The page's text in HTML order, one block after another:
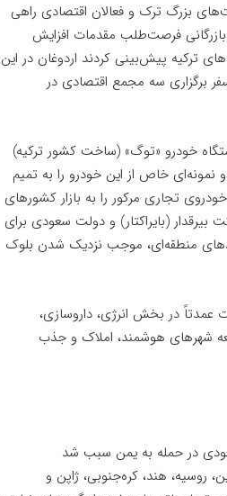
بزرگ ترک و فعالان اقتصادی راهی
فرصت‌طلب مقدمات افزایش
ترکیه پیش‌بینی کردند اردوغان در این
است. همچنین در این سفر برگزاری سه مجمع اقتصادی در
خودرو «توگ» (ساخت کشور ترکیه)
نمونه‌ای خاص از این خودرو را به تمیم
تجاری مرکور را به بازار کشورهای
بیرقدار (بایراکتار) و دولت سعودی برای
منطقه‌ای، موجب نزدیک شدن بلوک
در بخش انرژی، داروسازی،
شهرهای هوشمند، املاک و جذب
در حمله به یمن سبب شد
شیخ‌نشین‌های حاشیه خلیج فارس به دنبال یافتن متحدان جدیدی همچون چین، روسیه، هند، کره‌‎جنوبی، ژاپن و